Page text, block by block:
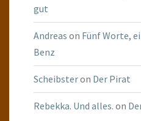
gut
Andreas on Fünf Worte,
Benz
Scheibsteron Der Pirat
Rebekka. Und alles. on